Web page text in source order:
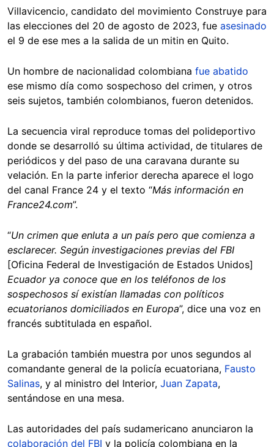
Villavicencio, candidato del movimiento Construye para
las elecciones del 20 de agosto de 2023, fue asesinado
el 9 de ese mes a la salida de un mitin en Quito.
Un hombre de nacionalidad colombiana fue abatido
ese mismo día como sospechoso del crimen, y otros
seis sujetos, también colombianos, fueron detenidos.
La secuencia viral reproduce tomas del polideportivo
donde se desarrolló su última actividad, de titulares de
periódicos y del paso de una caravana durante su
velación. En la parte inferior derecha aparece el logo
del canal France 24 y el texto “Más información en
France24.com”.
“Un crimen que enluta a un país pero que comienza a
esclarecer. Según investigaciones previas del FBI
[Oficina Federal de Investigación de Estados Unidos]
Ecuador ya conoce que en los teléfonos de los
sospechosos sí existían llamadas con políticos
ecuatorianos domiciliados en Europa”, dice una voz en
francés subtitulada en español.
La grabación también muestra por unos segundos al
comandante general de la policía ecuatoriana, Fausto
Salinas, y al ministro del Interior, Juan Zapata,
sentándose en una mesa.
Las autoridades del país sudamericano anunciaron la
colaboración del FBI y la policía colombiana en la